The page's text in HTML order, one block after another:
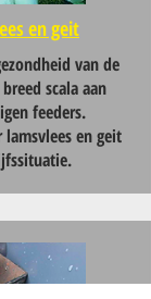
en geit
van de
scala aan
feeders.
en geit